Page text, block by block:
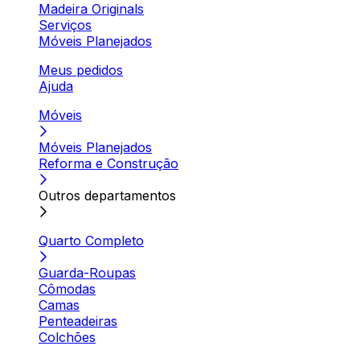
Madeira Originals
Serviços
Móveis Planejados
Meus pedidos
Ajuda
Móveis
Móveis Planejados
Reforma e Construção
Outros departamentos
Quarto Completo
Guarda-Roupas
Cômodas
Camas
Penteadeiras
Colchões